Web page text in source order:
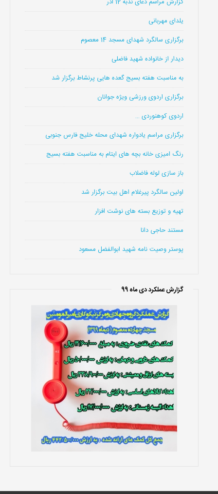
یلدای مهربانی
برگزاری سالگرد شهدای مسجد 14 معصوم
دیدار از خانواده شهید فاضلی
به مناسبت هفته بسیج گعده هایی پرنشاط برگزار شد
برگزاری اردوی ورزشی ویژه جوانان
اردوی کوهنوردی …
برگزاری مراسم یادواره شهدای محله خلیج فارس جنوبی
رنگ امیزی خانه بچه های ایتام به مناسبت هفته بسیج
باز سازی لوله فاضلاب
اولین سالگرد پیرغلام اهل بیت برگزار شد
تهیه و توزیع بسته های نوشت افزار
مستند حاجی دانا
پوستر وصیت نامه شهید ابوالفضل مسعود
گزارش عملکرد دی ماه 99